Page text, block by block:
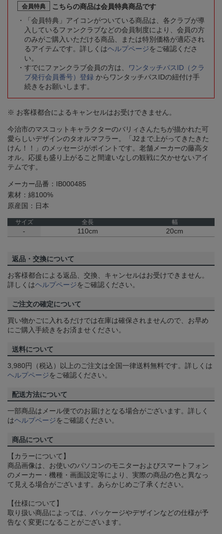
会員特典
こちらの商品は会員特典商品です
「会員特典」アイコンがついている商品は、各クラブが導
入しているファンクラブなどの会員制度により、会員の方
のみがご購入いただける商品、または特別価格が適応され
るアイテムです。詳しくはヘルプページをご確認くださ
い。
すでにファンクラブ会員の方は、
ワンタッチパスID（クラ
ブ発行会員番号）登録 からワンタッチパスIDの紐付け手
続きをお願いします。
※ お客様都合によるキャンセルはお受けできません。
今治市のマスコットキャラクターのバリィさんたちが描かれた可
愛らしいデザインのタオルマフラー。「J2まで上がってきたきた
けん！！」のメッセージがポイントです。老舗メーカーの藤高タ
オル。応援も盛り上がること間違いなしの観戦に欠かせないアイ
テムです。
メーカー品番：IB000485
素材：綿100%
原産国：日本
サイズ 全長 幅
- 110cm 20cm
返品・交換について
お客様都合による返品、交換、キャンセルはお受けできません。
詳しくはヘルプページをご確認ください。
ご注文の確定について
買い物かごに入れるだけでは在庫は確保されませんので、お早め
にご購入手続きをお済ませください。
送料について
3,980円（税込）以上のご注文は全国一律送料無料です。詳しくは
ヘルプページをご確認ください。
配送方法について
一部商品はメール便でのお届けとなる場合がございます。詳しく
はヘルプページをご確認ください。
商品について
【カラーについて】
商品画像は、お使いのパソコンのモニターおよびスマートフォン
のメーカー・機種・画面設定等により、実際の商品の色と異なっ
て見える場合がございます。あらかじめご了承ください。
【仕様について】
取り扱い商品によっては、パッケージやデザインなどの仕様が予
告なく変更になることがございます。